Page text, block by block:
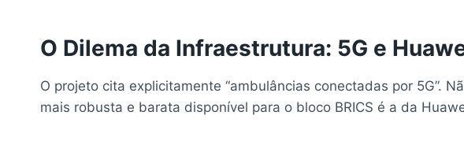
O Dilema da Infraestrutura: 5G e
O projeto cita explicitamente “ambulâncias conectadas por 5G”.
mais robusta e barata disponível para o bloco BRICS é a da